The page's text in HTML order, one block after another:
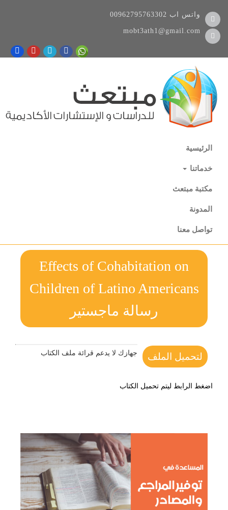
00962795763302 واتس اب
mobt3ath1@gmail.com
الرئيسية
خدماتنا
مكتبة مبتعث
المدونة
تواصل معنا
Effects of Cohabitation on
Children of Latino Americans
رسالة ماجستير
لتحميل الملف جهازك لا يدعم قرائة ملف الكتاب
اضغط الرابط ليتم تحميل الكتاب